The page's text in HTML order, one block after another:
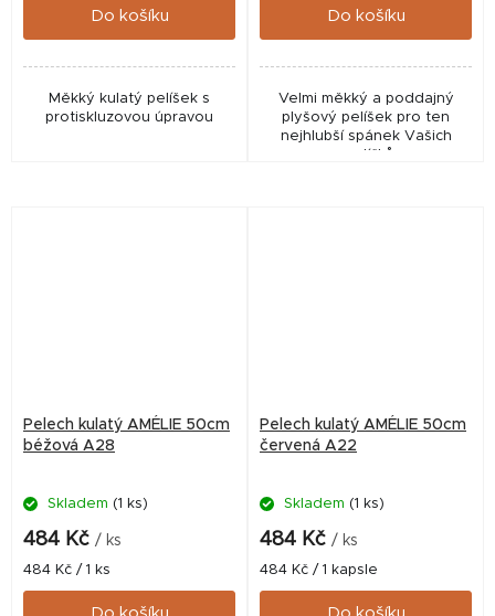
Do košíku
Měkký kulatý pelíšek s
protiskluzovou úpravou
Do košíku
Velmi měkký a poddajný
plyšový pelíšek pro ten
nejhlubší spánek Vašich
mazlíčků.
Pelech kulatý AMÉLIE 50cm
béžová A28
Skladem (1 ks)
484 Kč / ks
Měrná
cena:
484 Kč / 1 ks
Pelech kulatý AMÉLIE 50cm
červená A22
Skladem (1 ks)
484 Kč / ks
Měrná
cena:
484 Kč / 1 kapsle